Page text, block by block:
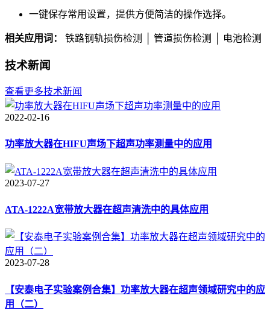
一键保存常用设置，提供方便简洁的操作选择。
相关应用词： 铁路钢轨损伤检测 │ 管道损伤检测 │ 电池检测
技术新闻
查看更多技术新闻
2022-02-16
功率放大器在HIFU声场下超声功率测量中的应用
2023-07-27
ATA-1222A宽带放大器在超声清洗中的具体应用
2023-07-28
【安泰电子实验案例合集】功率放大器在超声领域研究中的应
用（二）